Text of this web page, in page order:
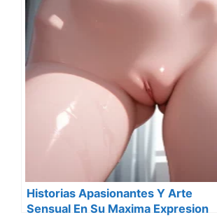
Historias Apasionantes Y Arte
Sensual En Su Maxima Expresion